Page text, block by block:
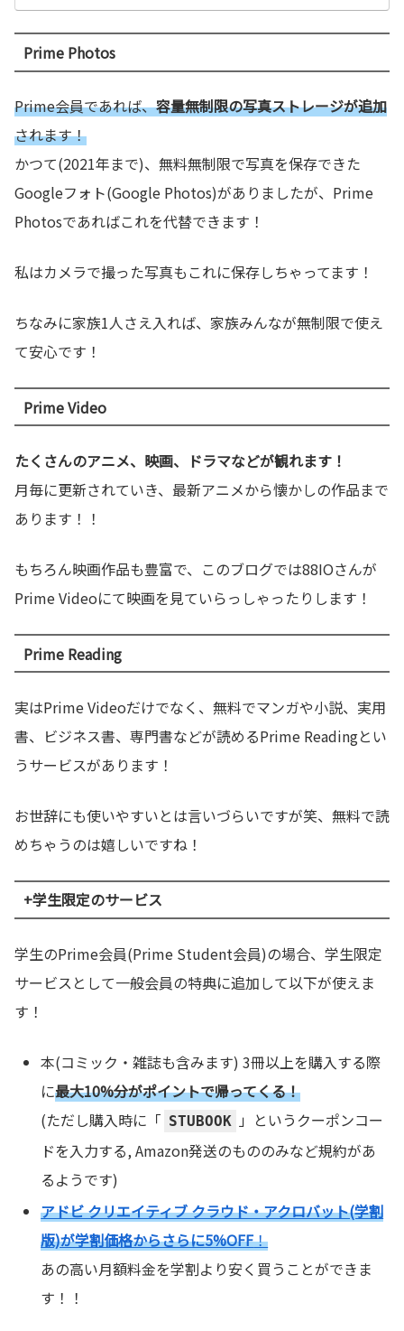
Prime Photos
Prime会員であれば、容量無制限の写真ストレージが追加
されます！
かつて(2021年まで)、無料無制限で写真を保存できた
Googleフォト(Google Photos)がありましたが、Prime
Photosであればこれを代替できます！
私はカメラで撮った写真もこれに保存しちゃってます！
ちなみに家族1人さえ入れば、家族みんなが無制限で使え
て安心です！
Prime Video
たくさんのアニメ、映画、ドラマなどが観れます！
月毎に更新されていき、最新アニメから懐かしの作品まで
あります！！
もちろん映画作品も豊富で、このブログでは88IOさんが
Prime Videoにて映画を見ていらっしゃったりします！
Prime Reading
実はPrime Videoだけでなく、無料でマンガや小説、実用
書、ビジネス書、専門書などが読めるPrime Readingとい
うサービスがあります！
お世辞にも使いやすいとは言いづらいですが笑、無料で読
めちゃうのは嬉しいですね！
+学生限定のサービス
学生のPrime会員(Prime Student会員)の場合、学生限定
サービスとして一般会員の特典に追加して以下が使えま
す！
本(コミック・雑誌も含みます) 3冊以上を購入する際
に最大10%分がポイントで帰ってくる！
(ただし購入時に「 STUBOOK
」というクーポンコー
ドを入力する, Amazon発送のもののみなど規約があ
るようです)
アドビ クリエイティブ クラウド・アクロバット(学割
版)が学割価格からさらに5%OFF！
あの高い月額料金を学割より安く買うことができま
す！！